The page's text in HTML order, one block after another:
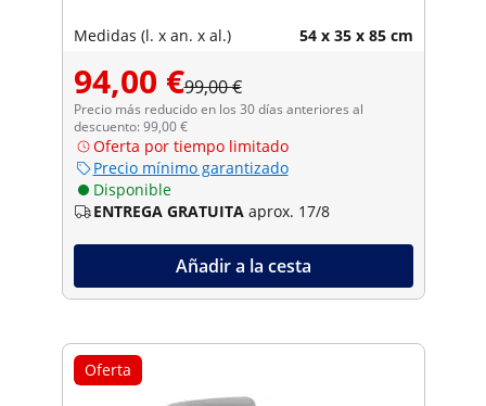
Medidas (l. x an. x al.) 54 x 35 x 85 cm
94,00 €99,00 €
Precio más reducido en los 30 días anteriores al
descuento: 99,00 €
Oferta por tiempo limitado
Precio mínimo garantizado
Disponible
ENTREGA GRATUITA aprox. 17/8
Añadir a la cesta
Oferta